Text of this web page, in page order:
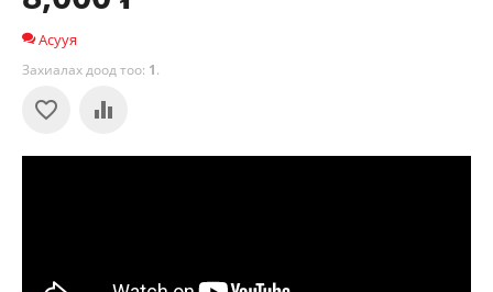
Асууя
Захиалах доод тоо: 1.